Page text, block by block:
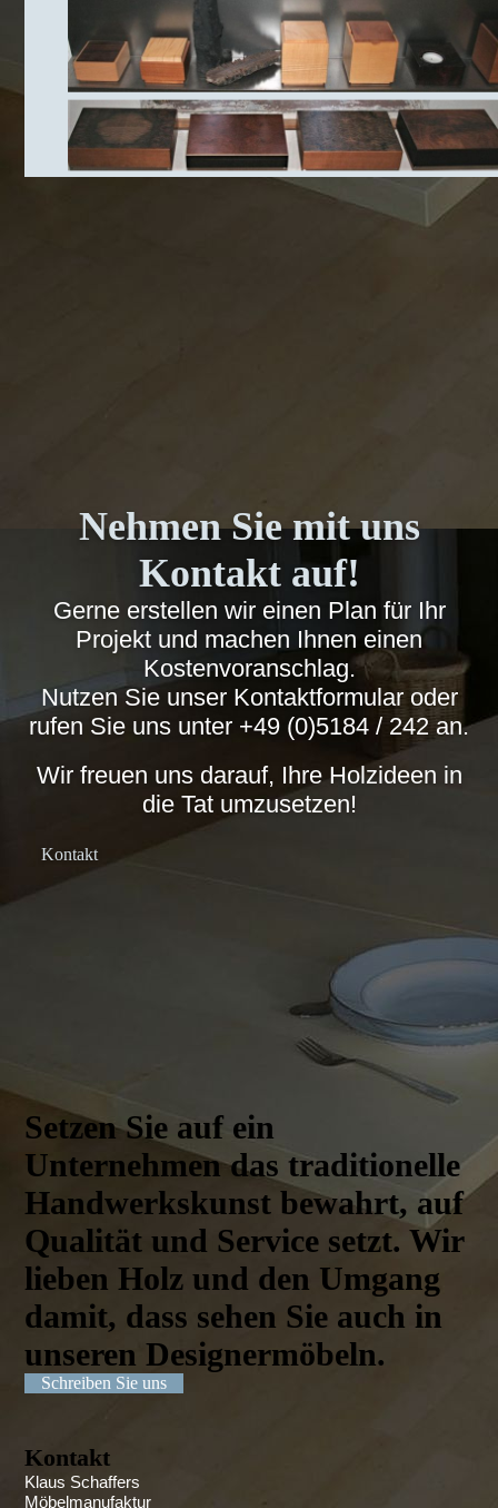
Nehmen Sie mit uns
Kontakt auf!
Gerne erstellen wir einen Plan für Ihr
Projekt und machen Ihnen einen
Kostenvoranschlag.
Nutzen Sie unser Kontaktformular oder
rufen Sie uns unter +49 (0)5184 / 242 an.
Wir freuen uns darauf, Ihre Holzideen in
die Tat umzusetzen!
Kontakt
Setzen Sie auf ein
Unternehmen das traditionelle
Handwerks­kunst bewahrt, auf
Qualität und Service setzt. Wir
lieben Holz und den Umgang
damit, dass sehen Sie auch in
unseren Designer­möbeln.
Schreiben Sie uns
Kontakt
Klaus Schaffers
Möbelmanufaktur